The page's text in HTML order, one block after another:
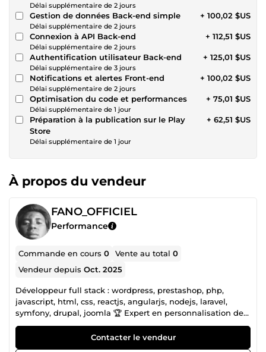
Délai supplémentaire de 2 jours
Gestion de données Back-end simple
Délai supplémentaire de 2 jours
+ 100,02 $US
Connexion à API Back-end
Délai supplémentaire de 2 jours
+ 112,51 $US
Authentification utilisateur Back-end
Délai supplémentaire de 3 jours
+ 125,01 $US
Notifications et alertes Front-end
Délai supplémentaire de 2 jours
+ 100,02 $US
Optimisation du code et performances
Délai supplémentaire de 1 jour
+ 75,01 $US
Préparation à la publication sur le Play
Store
Délai supplémentaire de 1 jour
+ 62,51 $US
À propos du vendeur
FANO_OFFICIEL
Performance
Commande en cours0 Vente au total0
Vendeur depuisOct. 2025
Développeur full stack : wordpress, prestashop, php,
javascript, html, css, reactjs, angularjs, nodejs, laravel,
symfony, drupal, joomla 🏆 Expert en personnalisation de
sites web Voici quelques exemples de personnalisations
complète (modernisation du design, couleurs, typographie)
Contacter le vendeur